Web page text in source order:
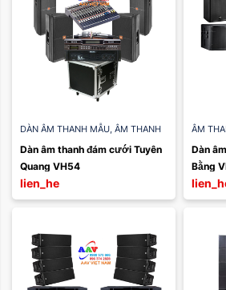
DÀN ÂM THANH MẪU, ÂM THANH
Dàn âm thanh đám cưới Tuyên
Quang VH54
lien_he
ÂM
Dàn
Bằng